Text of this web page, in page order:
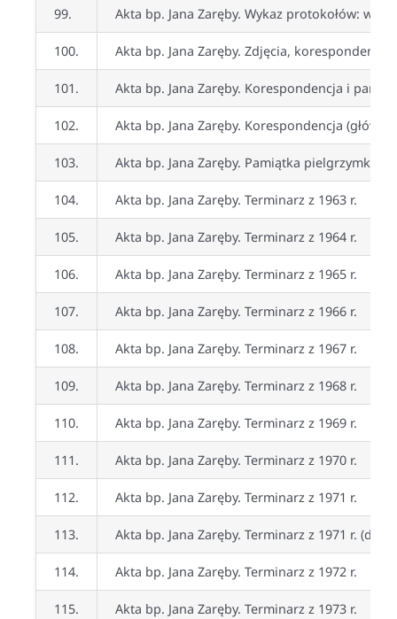
99. Akta bp. Jana Zaręby. Wykaz protokołów:
100. Akta bp. Jana Zaręby. Zdjęcia,
101. Akta bp. Jana Zaręby. Korespondencja i
102. Akta bp. Jana Zaręby. Korespondencja
103. Akta bp. Jana Zaręby. Pamiątka pielgrzymki
104. Akta bp. Jana Zaręby. Terminarz z 1963 r.
105. Akta bp. Jana Zaręby. Terminarz z 1964 r.
106. Akta bp. Jana Zaręby. Terminarz z 1965 r.
107. Akta bp. Jana Zaręby. Terminarz z 1966 r.
108. Akta bp. Jana Zaręby. Terminarz z 1967 r.
109. Akta bp. Jana Zaręby. Terminarz z 1968 r.
110. Akta bp. Jana Zaręby. Terminarz z 1969 r.
111. Akta bp. Jana Zaręby. Terminarz z 1970 r.
112. Akta bp. Jana Zaręby. Terminarz z 1971 r.
113. Akta bp. Jana Zaręby. Terminarz z 1971 r.
114. Akta bp. Jana Zaręby. Terminarz z 1972 r.
115. Akta bp. Jana Zaręby. Terminarz z 1973 r.